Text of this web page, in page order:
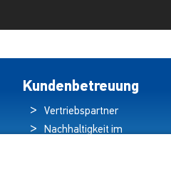
Kundenbetreuung
Vertriebspartner
Nachhaltigkeit im